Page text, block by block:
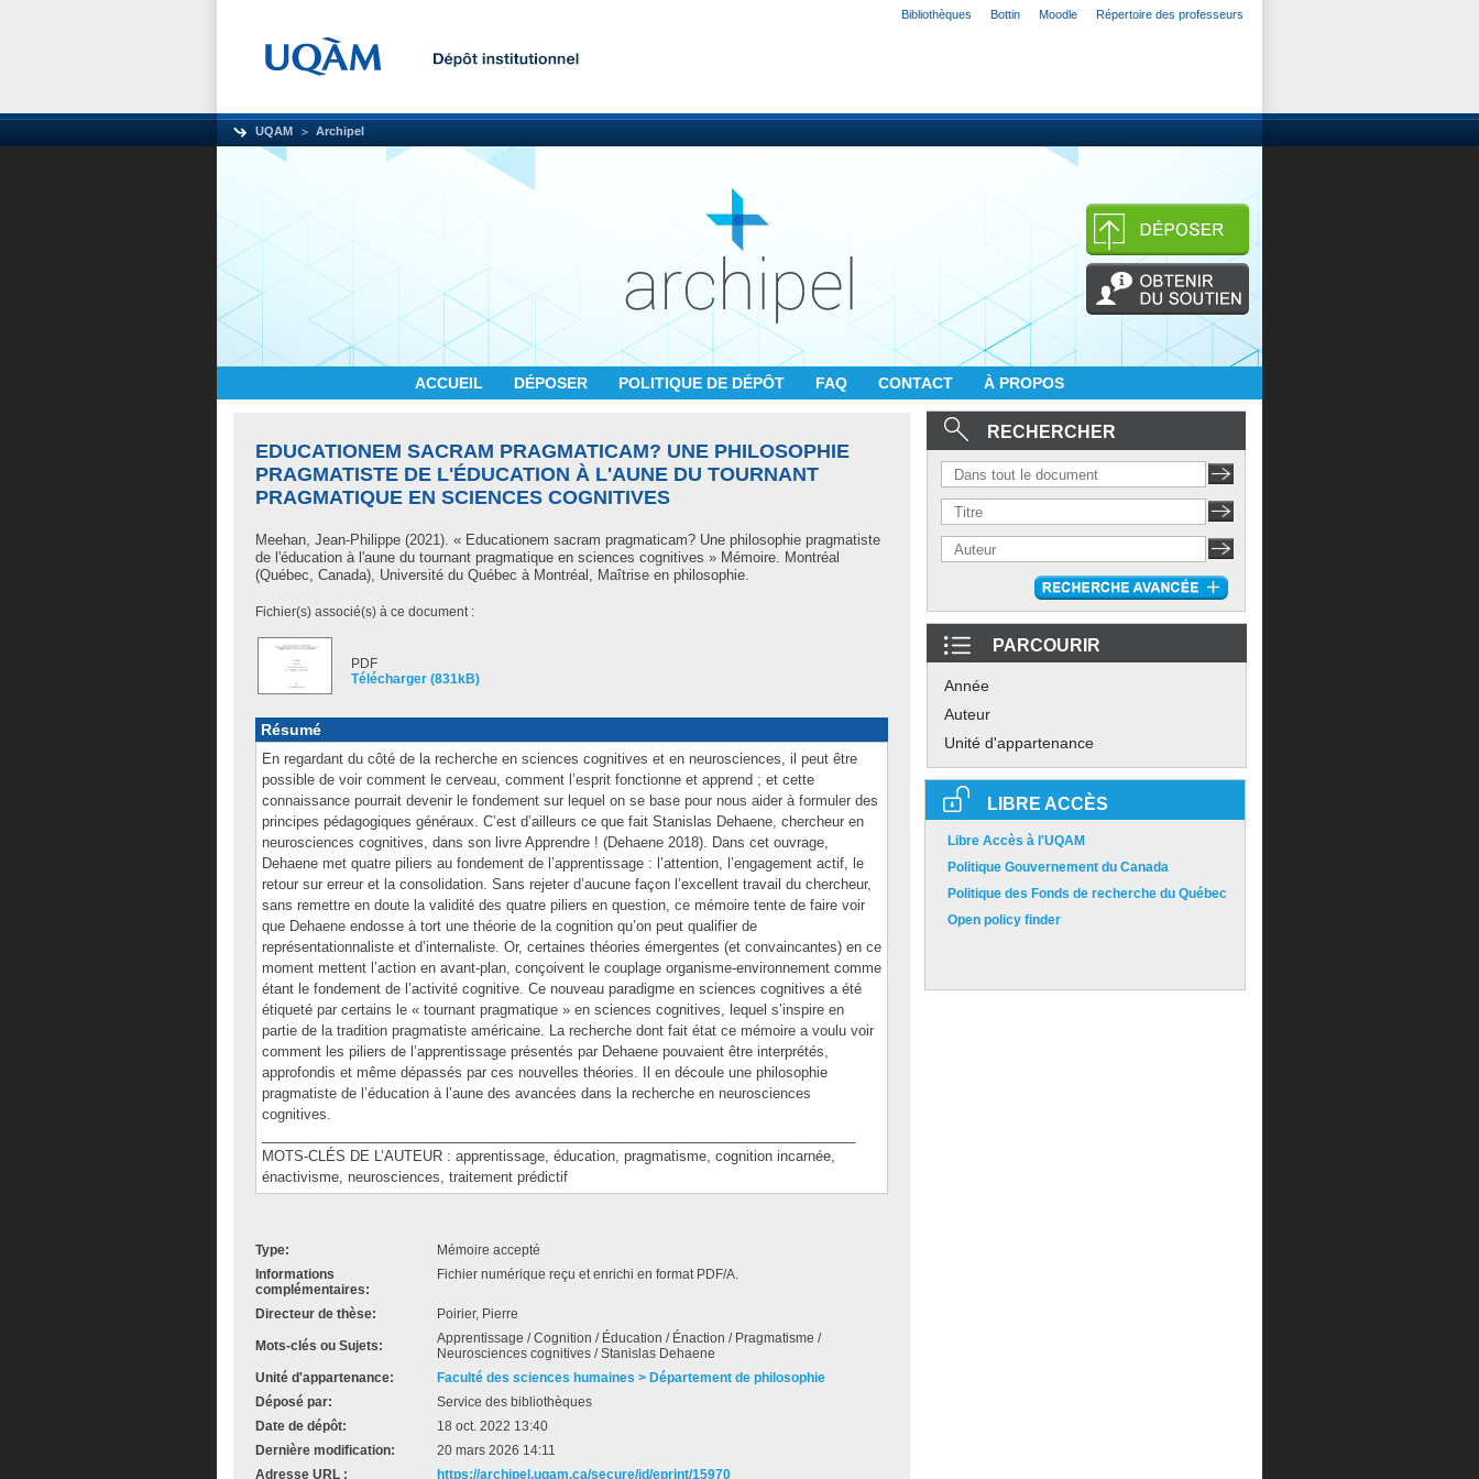
Bibliothèques Bottin Moodle Répertoire des professeurs
UQAM Archipel
ACCUEIL DÉPOSER POLITIQUE DE DÉPÔT FAQ CONTACT À PROPOS
EDUCATIONEM SACRAM PRAGMATICAM? UNE PHILOSOPHIE
PRAGMATISTE DE L'ÉDUCATION À L'AUNE DU TOURNANT
PRAGMATIQUE EN SCIENCES COGNITIVES
Meehan, Jean-Philippe (2021). « Educationem sacram pragmaticam? Une philosophie pragmatiste
de l'éducation à l'aune du tournant pragmatique en sciences cognitives » Mémoire. Montréal
(Québec, Canada), Université du Québec à Montréal, Maîtrise en philosophie.
Fichier(s) associé(s) à ce document :
PDF
Télécharger (831kB)
Résumé
En regardant du côté de la recherche en sciences cognitives et en neurosciences, il peut être
possible de voir comment le cerveau, comment l’esprit fonctionne et apprend ; et cette
connaissance pourrait devenir le fondement sur lequel on se base pour nous aider à formuler des
principes pédagogiques généraux. C’est d’ailleurs ce que fait Stanislas Dehaene, chercheur en
neurosciences cognitives, dans son livre Apprendre ! (Dehaene 2018). Dans cet ouvrage,
Dehaene met quatre piliers au fondement de l’apprentissage : l’attention, l’engagement actif, le
retour sur erreur et la consolidation. Sans rejeter d’aucune façon l’excellent travail du chercheur,
sans remettre en doute la validité des quatre piliers en question, ce mémoire tente de faire voir
que Dehaene endosse à tort une théorie de la cognition qu’on peut qualifier de
représentationnaliste et d’internaliste. Or, certaines théories émergentes (et convaincantes) en ce
moment mettent l’action en avant-plan, conçoivent le couplage organisme-environnement comme
étant le fondement de l’activité cognitive. Ce nouveau paradigme en sciences cognitives a été
étiqueté par certains le « tournant pragmatique » en sciences cognitives, lequel s’inspire en
partie de la tradition pragmatiste américaine. La recherche dont fait état ce mémoire a voulu voir
comment les piliers de l’apprentissage présentés par Dehaene pouvaient être interprétés,
approfondis et même dépassés par ces nouvelles théories. Il en découle une philosophie
pragmatiste de l’éducation à l’aune des avancées dans la recherche en neurosciences
cognitives.
MOTS-CLÉS DE L’AUTEUR : apprentissage, éducation, pragmatisme, cognition incarnée,
énactivisme, neurosciences, traitement prédictif
Type:
Mémoire accepté
Informations
complémentaires:
Fichier numérique reçu et enrichi en format PDF/A.
Directeur de thèse: Poirier, Pierre
Mots-clés ou Sujets:
Apprentissage / Cognition / Éducation / Énaction / Pragmatisme /
Neurosciences cognitives / Stanislas Dehaene
Unité d'appartenance:
Faculté des sciences humaines > Département de philosophie
Déposé par:
Service des bibliothèques
Date de dépôt:
18 oct. 2022 13:40
Dernière modification:
20 mars 2026 14:11
Adresse URL :
https://archipel.uqam.ca/secure/id/eprint/15970
RECHERCHER
PARCOURIR
Année
Auteur
Unité d'appartenance
LIBRE ACCÈS
Libre Accès à l'UQAM
Politique Gouvernement du Canada
Politique des Fonds de recherche du Québec
Open policy finder